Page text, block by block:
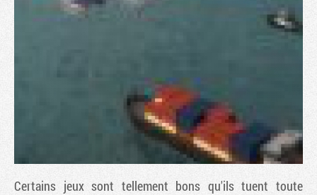
Certains jeux sont tellement bons qu'ils tuent toute